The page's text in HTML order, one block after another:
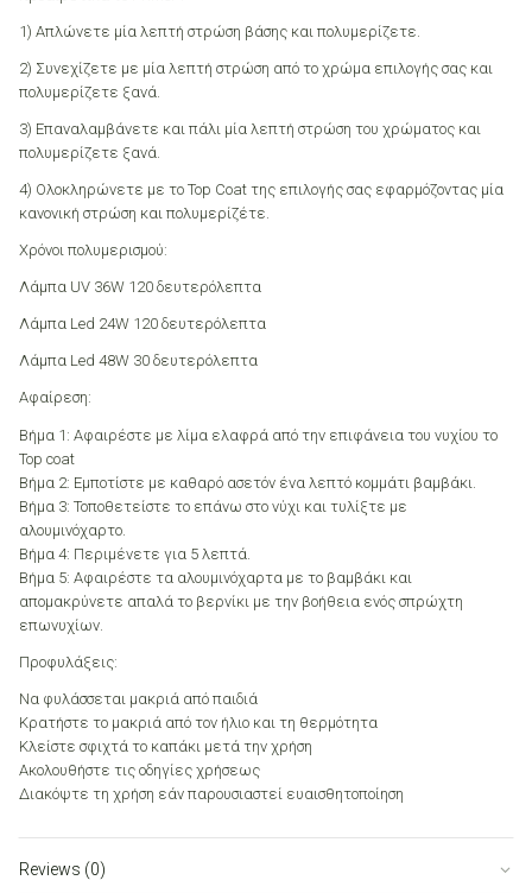
1) Απλώνετε μία λεπτή στρώση βάσης και πολυμερίζετε.
2) Συνεχίζετε με μία λεπτή στρώση από το χρώμα επιλογής σας και
πολυμερίζετε ξανά.
3) Επαναλαμβάνετε και πάλι μία λεπτή στρώση του χρώματος και
πολυμερίζετε ξανά.
4) Ολοκληρώνετε με το Top Coat της επιλογής σας εφαρμόζοντας μία
κανονική στρώση και πολυμερίζέτε.
Χρόνοι πολυμερισμού:
Λάμπα UV 36W 120 δευτερόλεπτα
Λάμπα Led 24W 120 δευτερόλεπτα
Λάμπα Led 48W 30 δευτερόλεπτα
Αφαίρεση:
Βήμα 1: Αφαιρέστε με λίμα ελαφρά από την επιφάνεια του νυχίου το
Top coat
Βήμα 2: Εμποτίστε με καθαρό ασετόν ένα λεπτό κομμάτι βαμβάκι.
Βήμα 3: Τοποθετείστε το επάνω στο νύχι και τυλίξτε με
αλουμινόχαρτο.
Βήμα 4: Περιμένετε για 5 λεπτά.
Βήμα 5: Αφαιρέστε τα αλουμινόχαρτα με το βαμβάκι και
απομακρύνετε απαλά το βερνίκι με την βοήθεια ενός σπρώχτη
επωνυχίων.
Προφυλάξεις:
Να φυλάσσεται μακριά από παιδιά
Κρατήστε το μακριά από τον ήλιο και τη θερμότητα
Κλείστε σφιχτά το καπάκι μετά την χρήση
Ακολουθήστε τις οδηγίες χρήσεως
Διακόψτε τη χρήση εάν παρουσιαστεί ευαισθητοποίηση
Reviews (0)